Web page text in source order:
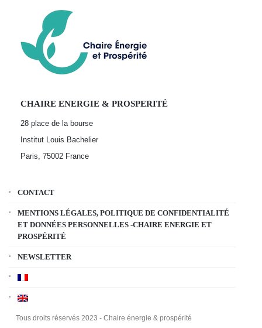
CHAIRE ENERGIE & PROSPERITÉ
28 place de la bourse
Institut Louis Bachelier
Paris, 75002 France
CONTACT
MENTIONS LÉGALES, POLITIQUE DE CONFIDENTIALITÉ
ET DONNÉES PERSONNELLES -CHAIRE ENERGIE ET
PROSPÉRITÉ
NEWSLETTER
Tous droits réservés 2023 - Chaire énergie & prospérité